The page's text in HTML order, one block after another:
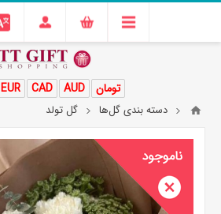
EUR CAD AUD تومان
دسته بندی گل‌ها گل تولد